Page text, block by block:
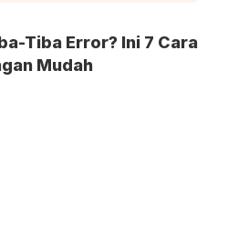
Tiba Error? Ini 7 Cara
Mudah